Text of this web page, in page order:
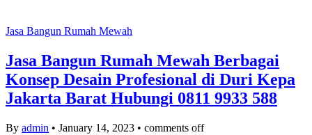
Jasa Bangun Rumah Mewah
Jasa Bangun Rumah Mewah Berbagai
Konsep Desain Profesional di Duri Kepa
Jakarta Barat Hubungi 0811 9933 588
By admin • January 14, 2023 • comments off